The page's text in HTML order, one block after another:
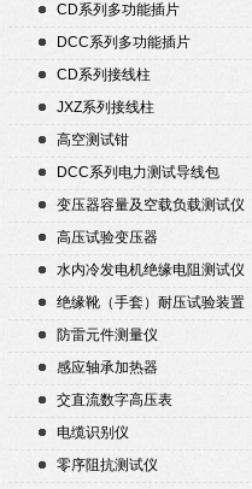
CD系列多功能插片
DCC系列多功能插片
CD系列接线柱
JXZ系列接线柱
高空测试钳
DCC系列电力测试导线包
变压器容量及空载负载测试仪
高压试验变压器
水内冷发电机绝缘电阻测试仪
绝缘靴（手套）耐压试验装置
防雷元件测量仪
感应轴承加热器
交直流数字高压表
电缆识别仪
零序阻抗测试仪